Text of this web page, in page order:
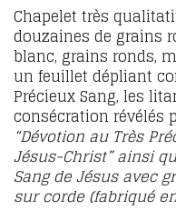
Chapelet très
douzaines de grains
blanc, grains ronds,
un feuillet dépliant
Précieux Sang, les
consécration révélés
“Dévotion au Très
Jésus-Christ” ainsi
Sang de Jésus avec
sur corde (fabriqué